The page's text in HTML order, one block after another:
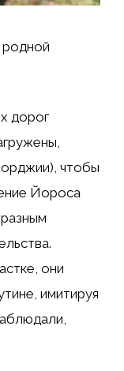
родной
дорог
чтобы
Йороса
они
имитируя